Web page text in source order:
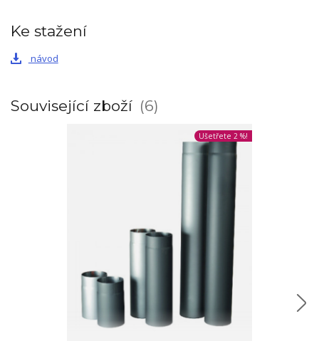
Ke stažení
návod
Související zboží 6
Ušetřete 2 %!